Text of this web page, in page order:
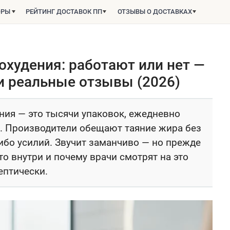
РЕЙТИНГ ДОСТАВОК ПП ОТЗЫВЫ О ДОСТАВКАХ
работают или нет —
реальные отзывы (2026)
— это тысячи упаковок, ежедневно
Производители обещают таяние жира без
усилий. Звучит заманчиво — но прежде
внутри и почему врачи смотрят на это